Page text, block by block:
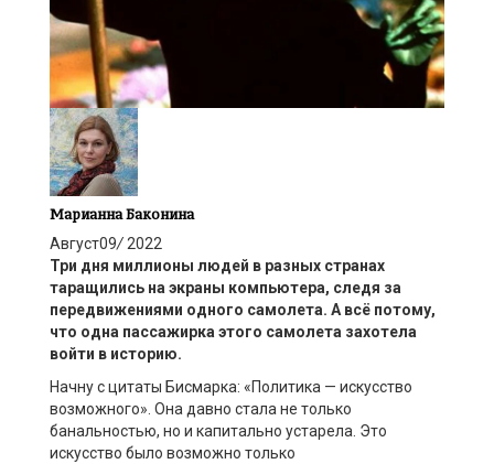
Марианна Баконина
Август09/ 2022
Три дня миллионы людей в разных странах
таращились на экраны компьютера, следя за
передвижениями одного самолета. А всё потому,
что одна пассажирка этого самолета захотела
войти в историю.
Начну с цитаты Бисмарка: «Политика — искусство
возможного». Она давно стала не только
банальностью, но и капитально устарела. Это
искусство было возможно только